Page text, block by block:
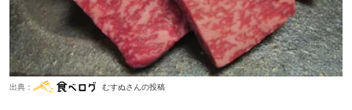
出典： むすぬさんの投稿